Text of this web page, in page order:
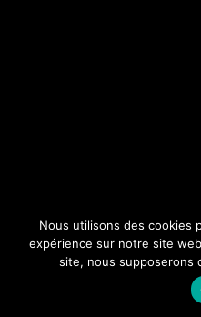
Nous utilisons des cookies
expérience sur notre site
site, nous supposerons